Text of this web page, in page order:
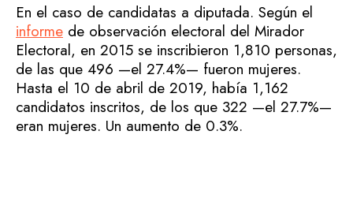
En el caso de candidatas a diputada. Según el
informe de observación electoral del Mirador
Electoral, en 2015 se inscribieron 1,810 personas,
de las que 496 —el 27.4%— fueron mujeres.
Hasta el 10 de abril de 2019, había 1,162
candidatos inscritos, de los que 322 —el 27.7%—
eran mujeres. Un aumento de 0.3%.